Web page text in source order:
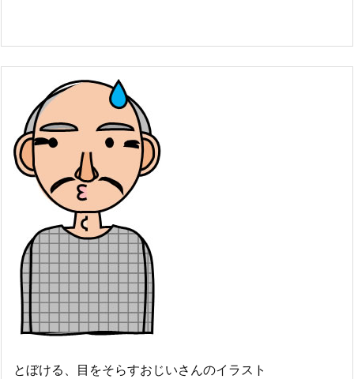
とぼける、目をそらすおじいさんのイラスト